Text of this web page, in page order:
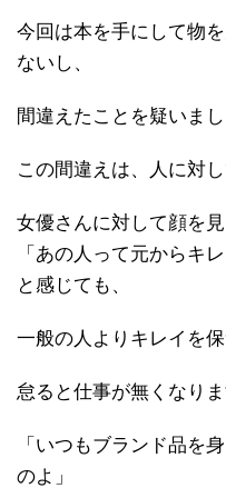
今回は本を手にして物
ないし、
間違えたことを疑いまし
この間違えは、人に対
女優さんに対して顔を見
「あの人って元からキ
と感じても、
一般の人よりキレイを
怠ると仕事が無くなりま
「いつもブランド品を
のよ」